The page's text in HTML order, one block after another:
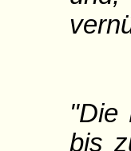
"Die
bis